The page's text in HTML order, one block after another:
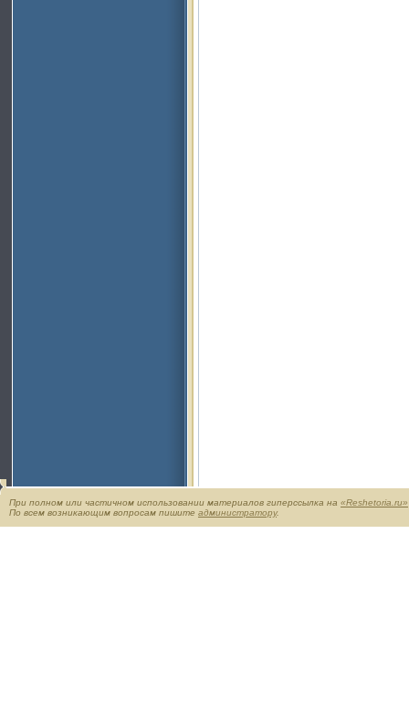
При полном или частичном использовании материалов гиперссылка на «Reshetoria.ru»
По всем возникающим вопросам пишите администратору.